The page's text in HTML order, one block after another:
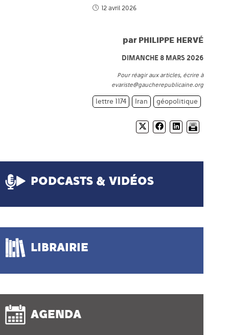
12 avril 2026
par PHILIPPE HERVÉ
DIMANCHE 8 MARS 2026
Pour réagir aux articles, écrire à
evariste@gaucherepublicaine.org
géopolitique
Iran
lettre 1174
PODCASTS & VIDÉOS
LIBRAIRIE
AGENDA